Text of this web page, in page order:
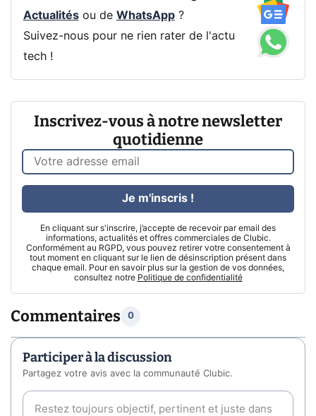
Actualitésou de WhatsApp?
Suivez-nous pour ne rien rater de l'actu
tech !
Inscrivez-vous à notre newsletter
quotidienne
En cliquant sur s'inscrire, j’accepte de recevoir par email des
informations, actualités et offres commerciales de Clubic.
Conformément au RGPD, vous pouvez retirer votre consentement à
tout moment en cliquant sur le lien de désinscription présent dans
chaque email. Pour en savoir plus sur la gestion de vos données,
consultez notre Politique de confidentialité
Je m'inscris !
Commentaires 0
Participer à la discussion
Partagez votre avis avec la communauté Clubic.